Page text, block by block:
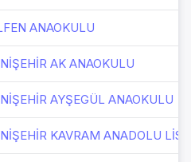
ANAOKULU
AK ANAOKULU
AYŞEGÜL ANAOKULU
KAVRAM ANADOLU